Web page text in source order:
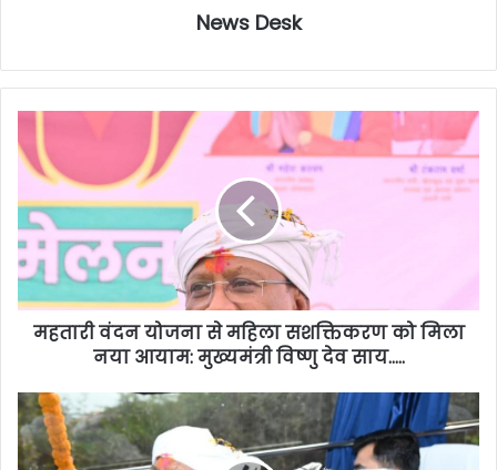
News Desk
महतारी वंदन योजना से महिला सशक्तिकरण को मिला
नया आयाम: मुख्यमंत्री विष्णु देव साय…..